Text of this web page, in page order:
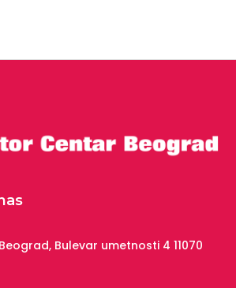
Bulevar umetnosti 4 11070